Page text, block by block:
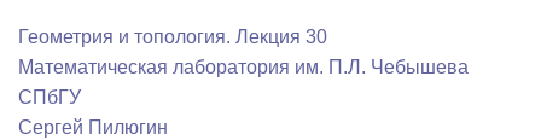
Геометрия и топология. Лекция 30
Математичеcкая лаборатория им. П.Л. Чебышева
СПбГУ
Сергей Пилюгин